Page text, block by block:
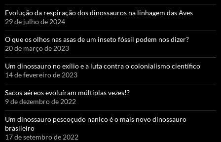
Evolução da respiração dos dinossauros na linhagem das Aves
29 de julho de 2024
O que os olhos nas asas de um inseto fóssil podem nos dizer?
20 de março de 2023
Um dinossauro no exílio e a luta contra o colonialismo científico
14 de fevereiro de 2023
Sacos aéreos evoluíram múltiplas vezes!?
9 de dezembro de 2022
Um dinossauro pescoçudo nanico é o mais novo dinossauro
brasileiro
17 de setembro de 2022